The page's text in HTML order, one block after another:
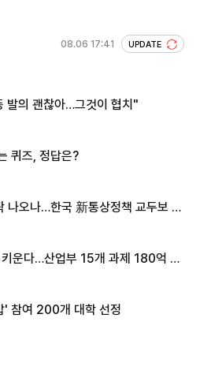
08.06 17:41 UPDATE
발의 괜찮아…그것이 협치"
퀴즈, 정답은?
나오나…한국 新통상정책 교두보 활
운다…산업부 15개 과제 180억 지
' 참여 200개 대학 선정